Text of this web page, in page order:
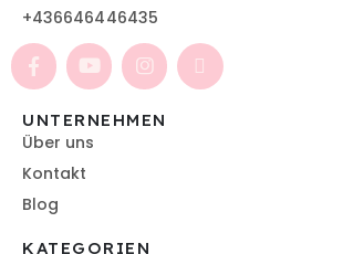
+436646446435
UNTERNEHMEN
Über uns
Kontakt
Blog
KATEGORIEN